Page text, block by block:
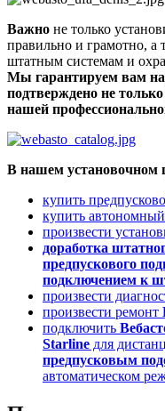
Важно не только
правильно и грамотно, а
штатным системам и
Мы гарантируем вам
подтверждено не
нашей
В нашем установочном
купить
купить
произвести
доработка
предпускового
подключением к
произвести
произвести ремонт
подключить
Starline для
предпусковым
автоматическом